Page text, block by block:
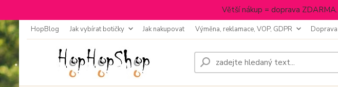
Větší nákup = doprava
HopBlog Jak vybírat botičky Jak nakupovat Výměna, reklamace, VOP, GDPR